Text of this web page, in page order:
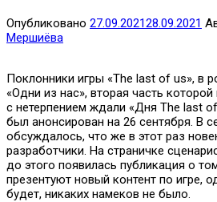
Опубликовано 27.09.202128.09.2021
Мершиёва
Поклонники игры «The lаst of us», в
«Одни из нас», вторая часть
с нетерпением ждали «Дня The lаst
был анонсирован на 26 сентября. В
обсуждалось, что же в этот раз
разработчики. На страничке
до этого появилась публикация о
презентуют новый контент по игре,
будет, никаких намеков не было.